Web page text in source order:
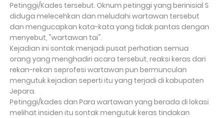
Petinggi/Kades tersebut. Oknum petinggi yang berinisial S
diduga melecehkan dan meludahi wartawan tersebut
dan mengucapkan kata-kata yang tidak pantas dengan
menyebut, "wartawan tai".
Kejadian ini sontak menjadi pusat perhatian semua
orang yang menghadiri acara tersebut, reaksi keras dari
rekan-rekan seprofesi wartawan pun bermunculan
mengutuk kejadian seperti itu yang terjadi di kabupaten
Jepara.
Petinggi/kades dan Para wartawan yang berada di lokasi
melihat insiden itu sontak mengutuk keras tindakan